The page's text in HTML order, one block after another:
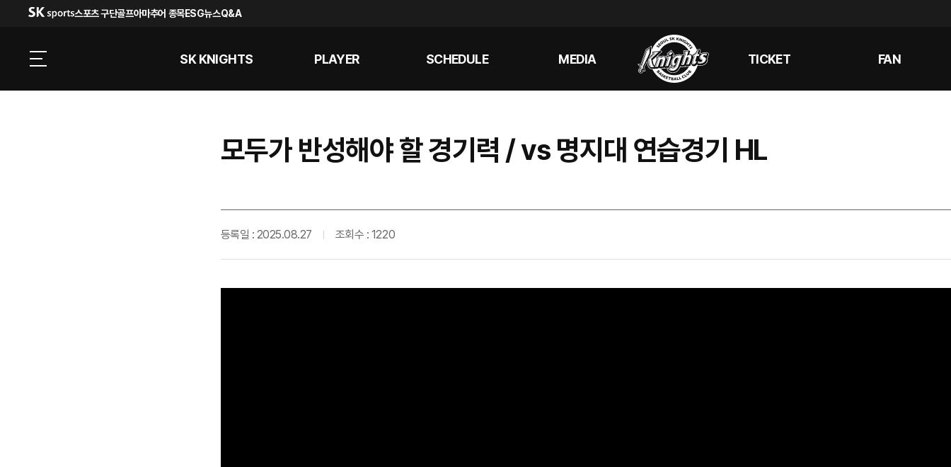
스포츠 구단골프아마추어 종목ESG뉴스Q&A
SK KNIGHTS PLAYER SCHEDULE MEDIA TICKET FAN
모두가 반성해야 할 경기력 / vs 명지대 연습경기 HL
등록일 : 2025.08.27 조회수 : 1220